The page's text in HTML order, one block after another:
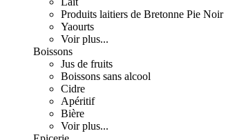
Produits laitiers de Bretonne Pie Noir
Yaourts
Voir plus...
Boissons
Jus de fruits
Boissons sans alcool
Cidre
Apéritif
Bière
Voir plus...